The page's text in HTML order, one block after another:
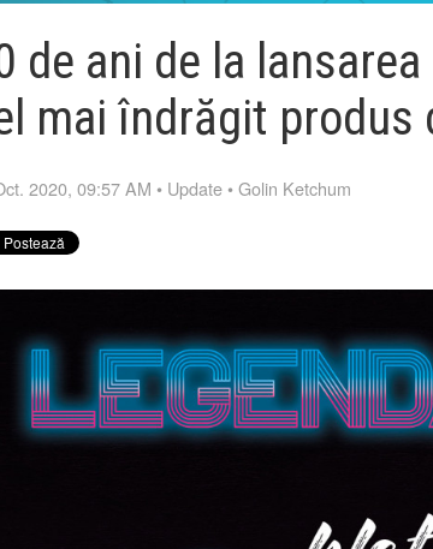
de ani de la
mai îndrăgit produs
2020, 09:57 AM • Update •Golin Ketchum